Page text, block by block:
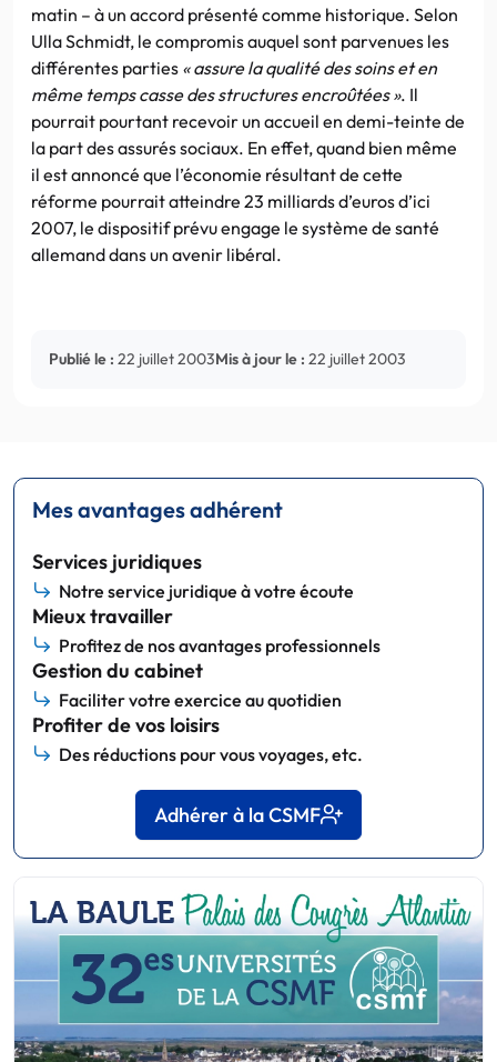
matin – à un accord présenté comme historique. Selon
Ulla Schmidt, le compromis auquel sont parvenues les
différentes parties « assure la qualité des soins et en
même temps casse des structures encroûtées ». Il
pourrait pourtant recevoir un accueil en demi-teinte de
la part des assurés sociaux. En effet, quand bien même
il est annoncé que l’économie résultant de cette
réforme pourrait atteindre 23 milliards d’euros d’ici
2007, le dispositif prévu engage le système de santé
allemand dans un avenir libéral.
Publié le : 22 juillet 2003Mis à jour le : 22 juillet 2003
Mes avantages adhérent
Services juridiques
Notre service juridique à votre écoute
Mieux travailler
Profitez de nos avantages professionnels
Gestion du cabinet
Faciliter votre exercice au quotidien
Profiter de vos loisirs
Des réductions pour vous voyages, etc.
Adhérer à la CSMF